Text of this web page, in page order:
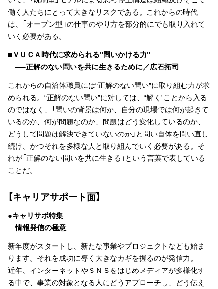
働く人たちにとって大きなリスクである。これからの時代
は、「オープン型」の仕事のやり方を部分的にでも取り入れて
いく必要がある。
■ＶＵＣＡ時代に求められる"問いかける力"
──正解のない問いを共に生きるために／広石拓司
これからの自治体職員には“正解のない問い”に取り組む力が求
められる。“正解のない問い”に対しては、“解く”ことから入る
のではなく、「問いの背景は何か、自分の現場では何が起きて
いるのか、何が問題なのか、問題はどう変化しているのか、
どうして問題は解決できていないのか」と問い自体を問い直し
続け、かつそれを多様な人と取り組んでいく必要がある。そ
れが「正解のない問いを共に生きる」という言葉で表している
ことだ。
【キャリアサポート面】
●キャリサポ特集
情報発信の極意
新年度がスタートし、新たな事業やプロジェクトなども始ま
ります。それを成功に導く大きなカギを握るのが発信力。
近年、インターネットやＳＮＳをはじめメディアが多様化す
る中で、事業の対象となる人にどうアプローチし、どう伝え